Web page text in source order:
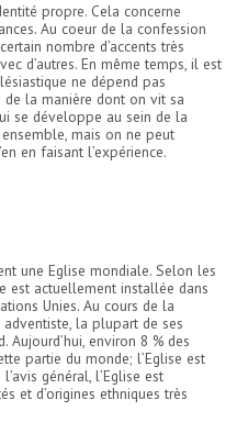
propre. Cela concerne
Au coeur de la confession
nombre d’accents très
d’autres. En même temps, il est
ne dépend pas
de la manière dont on vit sa
se développe au sein de la
mais on ne peut
en faisant l’expérience.
une Eglise mondiale. Selon les
est actuellement installée dans
Unies. Au cours de la
adventiste, la plupart de ses
environ 8 % des
partie du monde; l’Eglise est
l’avis général, l’Eglise est
et d’origines ethniques très